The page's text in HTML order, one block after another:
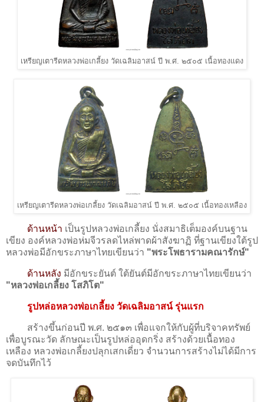
เหรียญเตารีดหลวงพ่อเกลี้ยง วัดเฉลิมอาสน์ ปี พ.ศ. ๒๕๐๕ เนื้อทองแดง
เหรียญเตารีดหลวงพ่อเกลี้ยง วัดเฉลิมอาสน์ ปี พ.ศ. ๒๕๐๕ เนื้อทองเหลือง
ด้านหน้า เป็นรูปหลวงพ่อเกลี้ยง นั่งสมาธิเต็มองค์บนฐาน
เขียง องค์หลวงพ่อห่มจีวรลดไหล่พาดผ้าสังฆาฏิ ที่ฐานเขียงใต้รูป
หลวงพ่อมีอักขระภาษาไทยเขียนว่า "พระโพธารามคณารักษ์"
ด้านหลัง มีอักขระยันต์ ใต้ยันต์มีอักขระภาษาไทยเขียนว่า
"หลวงพ่อเกลี้ยง โสภิโต"
รูปหล่อหลวงพ่อเกลี้ยง วัดเฉลิมอาสน์ รุ่นแรก
สร้างขึ้นก่อนปี พ.ศ. ๒๕๑๓ เพื่อแจกให้กับผู้ที่บริจาคทรัพย์
เพื่อบูรณะวัด ลักษณะเป็นรูปหล่ออุดกริ่ง สร้างด้วยเนื้อทอง
เหลือง หลวงพ่อเกลี้ยงปลุกเสกเดี่ยว จำนวนการสร้างไม่ได้มีการ
จดบันทึกไว้